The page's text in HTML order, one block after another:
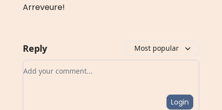
Arreveure!
Reply Most popular
Add your comment
Login